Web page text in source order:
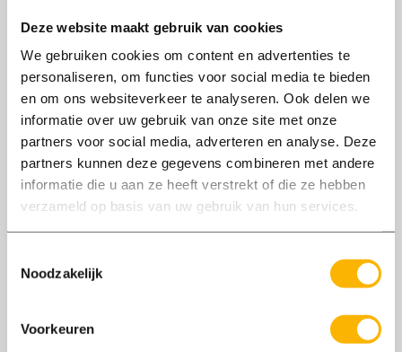
Deze website maakt gebruik van cookies
We gebruiken cookies om content en advertenties te
personaliseren, om functies voor social media te bieden
en om ons websiteverkeer te analyseren. Ook delen we
informatie over uw gebruik van onze site met onze
partners voor social media, adverteren en analyse. Deze
partners kunnen deze gegevens combineren met andere
informatie die u aan ze heeft verstrekt of die ze hebben
verzameld op basis van uw gebruik van hun services.
Noodzakelijk
Voorkeuren
2021